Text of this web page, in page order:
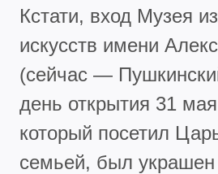
Кстати, вход Музея
искусств имени
(сейчас —
день открытия 31
который посетил
семьей, был